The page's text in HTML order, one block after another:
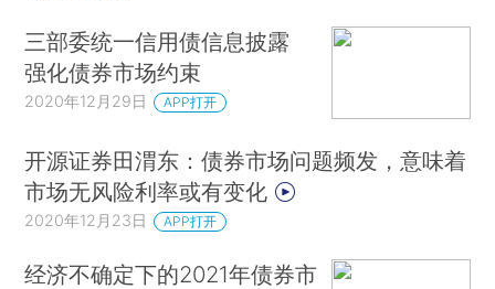
三部委统一信用债信息披露
强化债券市场约束
2020年12月29日 APP打开
开源证券田渭东：债券市场问题频发，意味着
市场无风险利率或有变化
2020年12月23日 APP打开
经济不确定下的2021年债券市